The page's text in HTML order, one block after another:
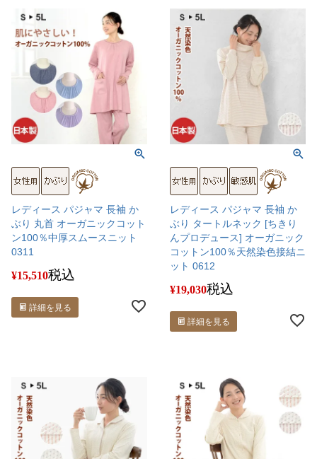
レディース パジャマ 長袖 か
ぶり 丸首 オーガニックコット
ン100％中厚スムースニット
0311
¥15,510税込
詳細を見る
レディース パジャマ 長袖 か
ぶり タートルネック [ちきり
んプロデュース] オーガニック
コットン100％天然染色接結ニ
ット 0612
¥19,030税込
詳細を見る